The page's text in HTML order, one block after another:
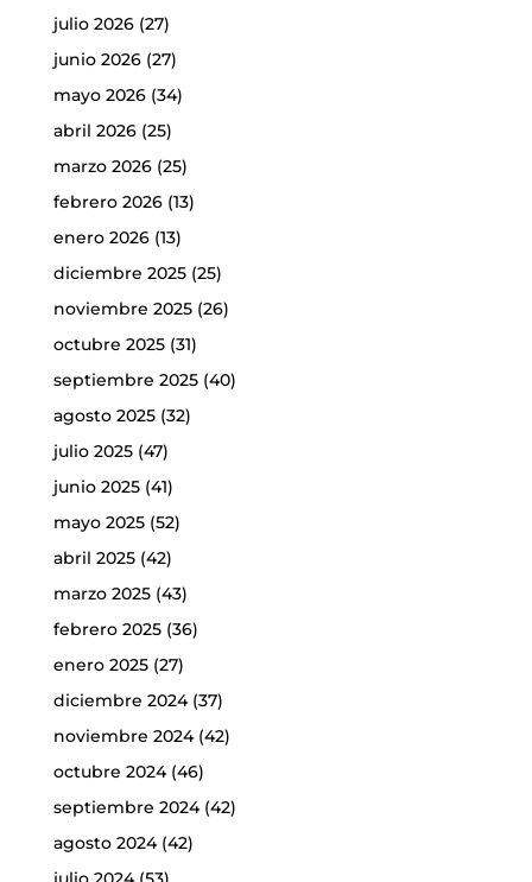
julio 2026(27)
junio 2026(27)
mayo 2026(34)
abril 2026(25)
marzo 2026(25)
febrero 2026(13)
enero 2026(13)
diciembre 2025(25)
noviembre 2025(26)
octubre 2025(31)
septiembre 2025(40)
agosto 2025(32)
julio 2025(47)
junio 2025(41)
mayo 2025(52)
abril 2025(42)
marzo 2025(43)
febrero 2025(36)
enero 2025(27)
diciembre 2024(37)
noviembre 2024(42)
octubre 2024(46)
septiembre 2024(42)
agosto 2024(42)